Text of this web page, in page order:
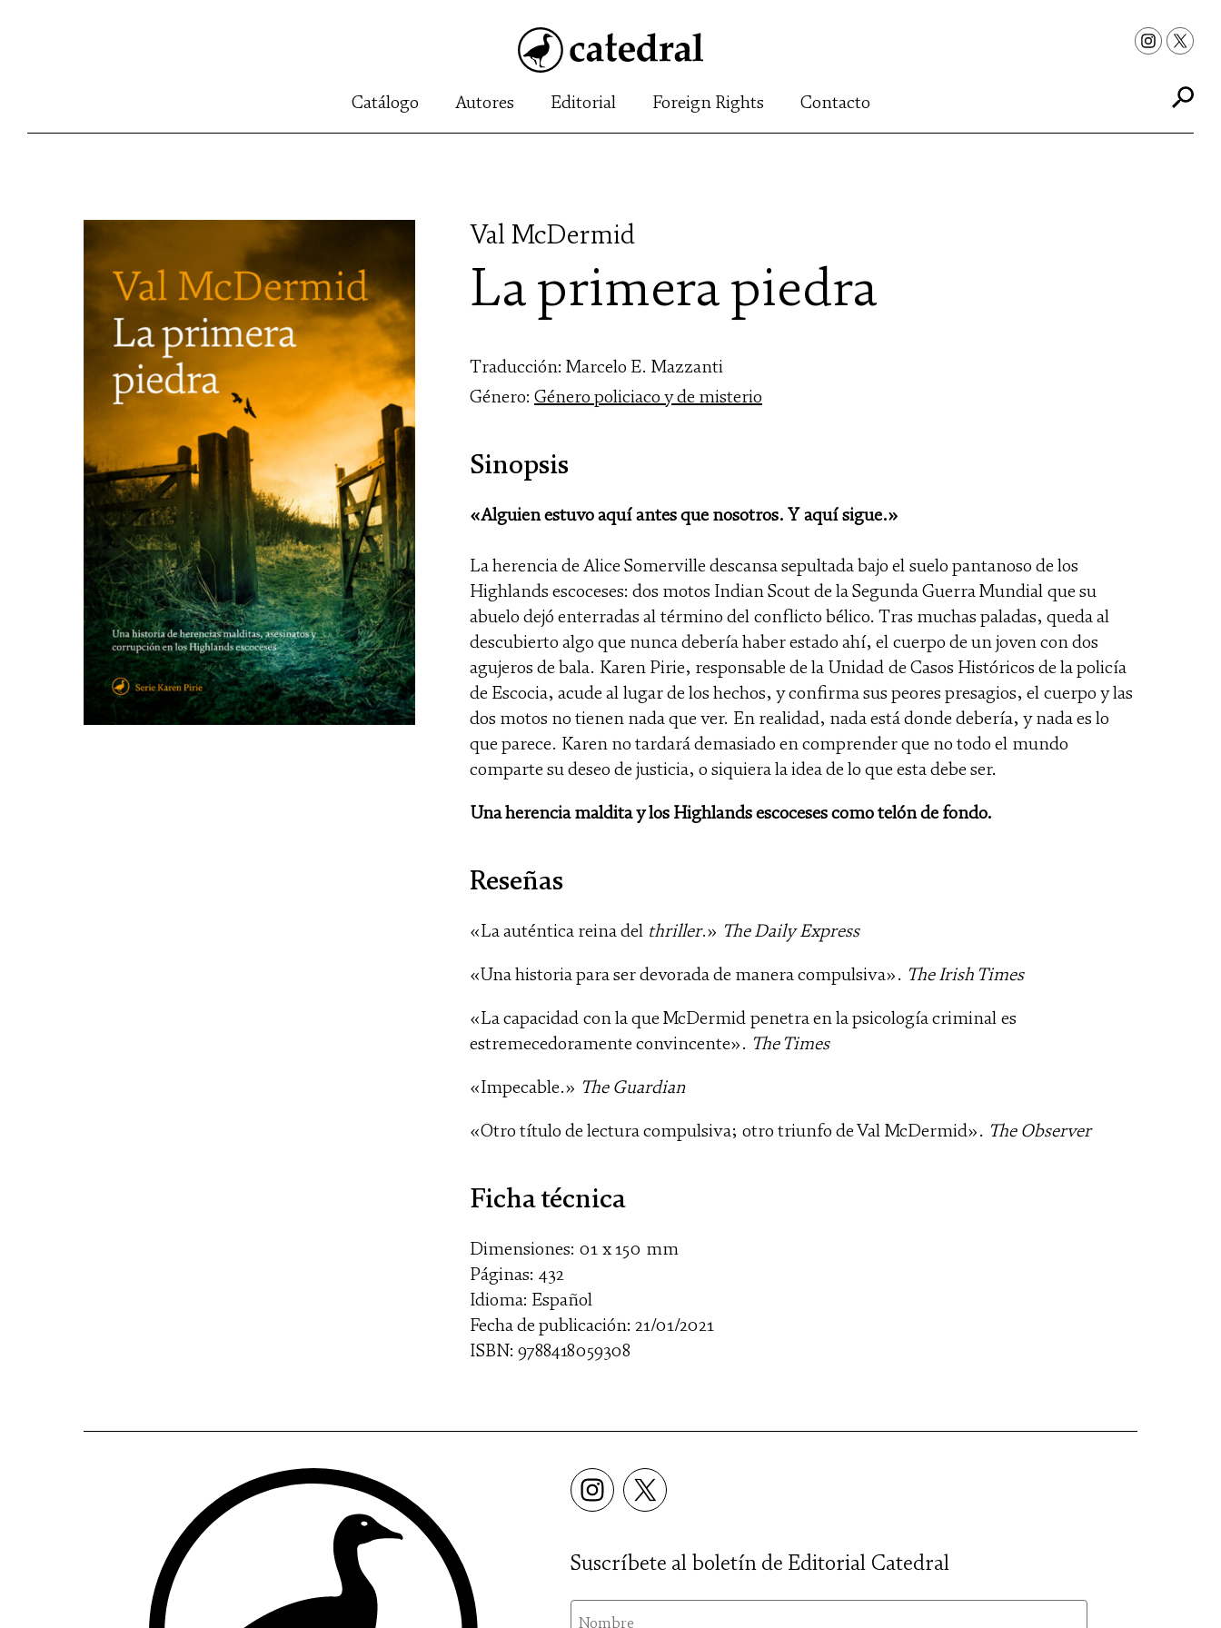
Catálogo Autores Editorial Foreign Rights Contacto
Val McDermid
La primera piedra
Traducción: Marcelo E. Mazzanti
Género: Género policiaco y de misterio
Sinopsis
«Alguien estuvo aquí antes que nosotros. Y aquí sigue.»
La herencia de Alice Somerville descansa sepultada bajo el suelo pantanoso de los
Highlands escoceses: dos motos Indian Scout de la Segunda Guerra Mundial que su
abuelo dejó enterradas al término del conflicto bélico. Tras muchas paladas, queda al
descubierto algo que nunca debería haber estado ahí, el cuerpo de un joven con dos
agujeros de bala. Karen Pirie, responsable de la Unidad de Casos Históricos de la policía
de Escocia, acude al lugar de los hechos, y confirma sus peores presagios, el cuerpo y las
dos motos no tienen nada que ver. En realidad, nada está donde debería, y nada es lo
que parece. Karen no tardará demasiado en comprender que no todo el mundo
comparte su deseo de justicia, o siquiera la idea de lo que esta debe ser.
Una herencia maldita y los Highlands escoceses como telón de fondo.
Reseñas
«La auténtica reina del thriller.» The Daily Express
«Una historia para ser devorada de manera compulsiva». The Irish Times
«La capacidad con la que McDermid penetra en la psicología criminal es
estremecedoramente convincente». The Times
«Impecable.» The Guardian
«Otro título de lectura compulsiva; otro triunfo de Val McDermid». The Observer
Ficha técnica
Dimensiones: 01 x 150 mm
Páginas: 432
Idioma: Español
Fecha de publicación: 21/01/2021
ISBN: 9788418059308
Suscríbete al boletín de Editorial Catedral